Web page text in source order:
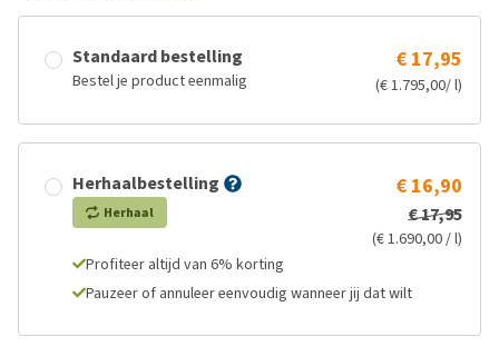
Standaard bestelling
Bestel je product eenmalig
€ 17,95
(€ 1.795,00/ l)
Herhaalbestelling
Herhaal
€ 16,90
€ 17,95
(€ 1.690,00 / l)
Profiteer altijd van 6% korting
Pauzeer of annuleer eenvoudig wanneer jij dat wilt